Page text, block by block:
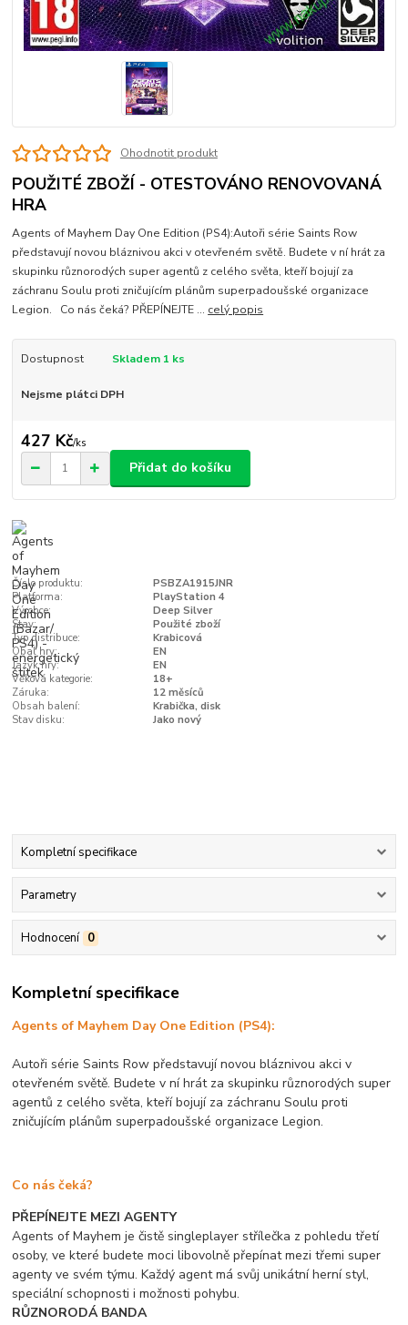
Ohodnotit produkt
POUŽITÉ ZBOŽÍ - OTESTOVÁNO RENOVOVANÁ
HRA
Agents of Mayhem Day One Edition (PS4):Autoři série Saints Row
představují novou bláznivou akci v otevřeném světě. Budete v ní hrát za
skupinku různorodých super agentů z celého světa, kteří bojují za
záchranu Soulu proti zničujícím plánům superpadoušské organizace
Legion. Co nás čeká? PŘEPÍNEJTE ... celý popis
Dostupnost Skladem 1 ks
Nejsme plátci DPH
427 Kč/ks
Přidat do košíku
Číslo produktu:
PSBZA1915JNR
Platforma:
PlayStation 4
Výrobce:
Deep Silver
Stav:
Použité zboží
Typ distribuce:
Krabicová
Obal hry:
EN
Jazyk hry:
EN
Věková kategorie:
18+
Záruka:
12 měsíců
Obsah balení:
Krabička, disk
Stav disku:
Jako nový
Kompletní specifikace
Parametry
Hodnocení 0
Kompletní specifikace
Agents of Mayhem Day One Edition (PS4):
Autoři série Saints Row představují novou bláznivou akci v
otevřeném světě. Budete v ní hrát za skupinku různorodých super
agentů z celého světa, kteří bojují za záchranu Soulu proti
zničujícím plánům superpadoušské organizace Legion.
Co nás čeká?
PŘEPÍNEJTE MEZI AGENTY
Agents of Mayhem je čistě singleplayer střílečka z pohledu třetí
osoby, ve které budete moci libovolně přepínat mezi třemi super
agenty ve svém týmu. Každý agent má svůj unikátní herní styl,
speciální schopnosti i možnosti pohybu.
RŮZNORODÁ BANDA